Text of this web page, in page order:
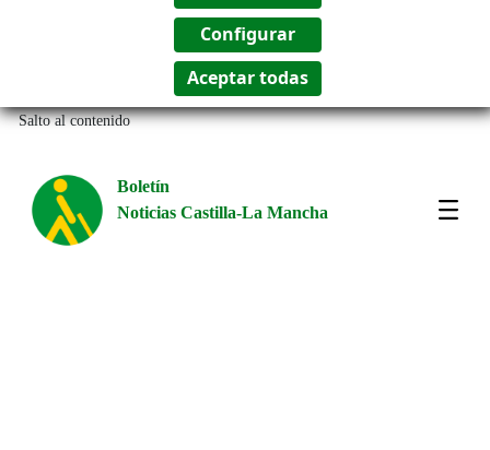
Salto al contenido
Boletín
Noticias Castilla-La Mancha